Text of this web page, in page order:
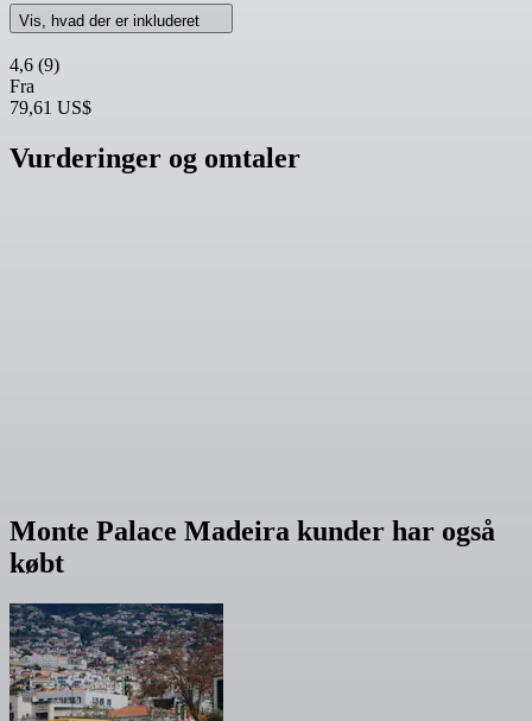
Vis, hvad der er inkluderet
4,6 (9)
Fra
79,61 US$
Vurderinger og omtaler
Monte Palace Madeira kunder har også
købt